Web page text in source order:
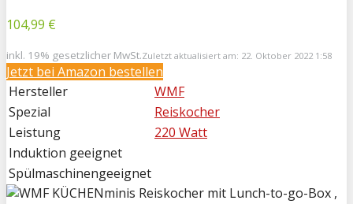
104,99 €
inkl. 19% gesetzlicher MwSt.Zuletzt aktualisiert am: 22. Oktober 2022 1:58
Jetzt bei Amazon bestellen
Hersteller
WMF
Spezial
Reiskocher
Leistung
220 Watt
Induktion geeignet
Spülmaschinengeeignet